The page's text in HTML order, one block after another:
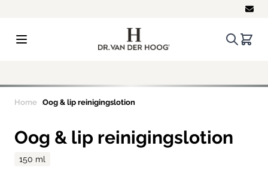
Zoeken.
Home Oog & lip reinigingslotion
Oog & lip reinigingslotion
150 ml